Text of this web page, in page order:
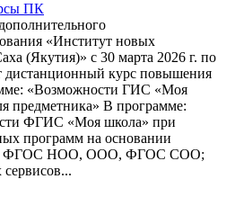
ПК
«Институт новых
(Якутия)» с 30 марта 2026 г. по
дистанционный курс повышения
«Возможности ГИС «Моя
предметника» В программе:
ФГИС «Моя школа» при
программ на основании
ФГОС НОО, ООО, ФГОС COO;